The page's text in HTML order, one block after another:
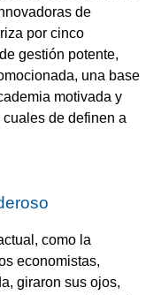
de
por cinco
gestión potente,
una base
motivada y
de definen a
como la
economistas,
giraron sus ojos,